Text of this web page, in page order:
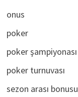
onus
poker
poker şampiyonası
poker turnuvası
sezon arası bonusu